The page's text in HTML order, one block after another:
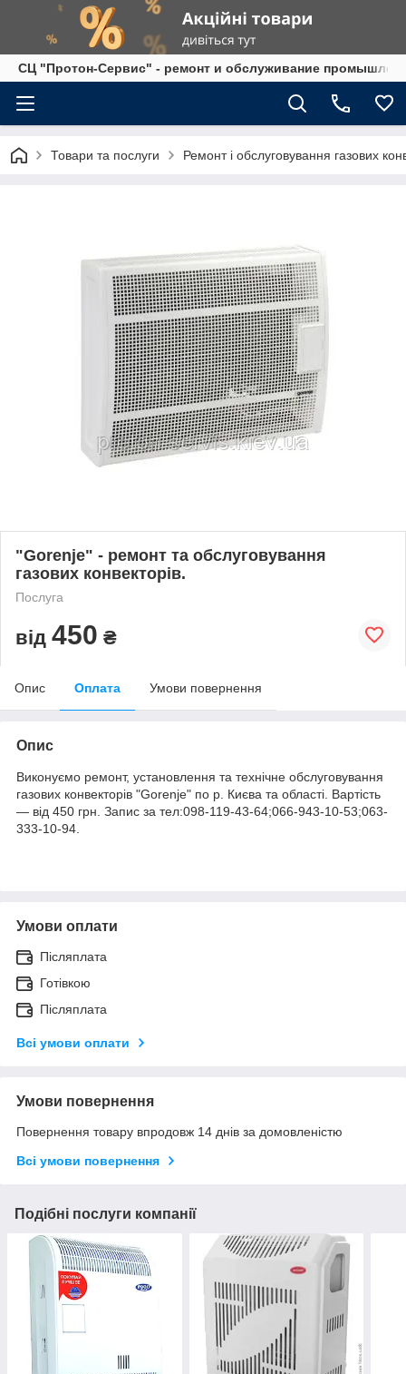
СЦ "Протон-Сервис" - ремонт и обслуживание
Товари та послуги Ремонт і обслуговування газових
"Gorenje" - ремонт та обслуговування
газових конвекторів.
Послуга
від 450 ₴
Опис Оплата Умови повернення
Опис
Виконуємо ремонт, установлення та технічне обслуговування
газових конвекторів "Gorenje" по р. Києва та області. Вартість
― від 450 грн. Запис за тел:098-119-43-64;066-943-10-53;063-
333-10-94.
Умови оплати
Післяплата
Готівкою
Післяплата
Всі умови оплати
Умови повернення
Повернення товару впродовж 14 днів за домовленістю
Всі умови повернення
Подібні послуги компанії